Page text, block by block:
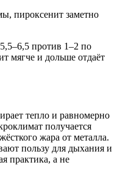
пироксенит заметно
против 1–2 по
мягче и дольше отдаёт
тепло и равномерно
получается
жара от металла.
пользу для дыхания и
практика, а не